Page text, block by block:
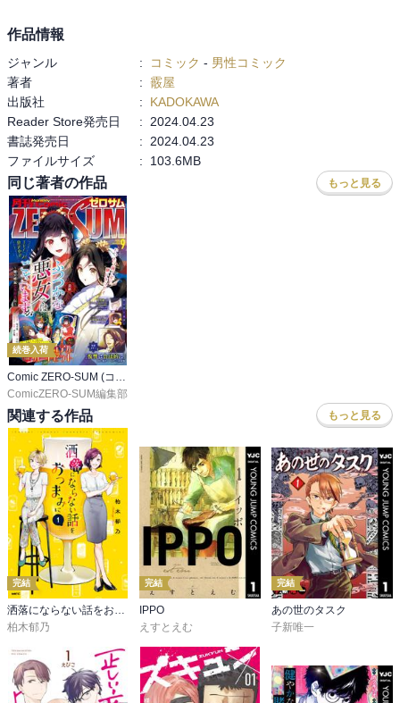
作品情報
ジャンル : コミック - 男性コミック
著者
: 霰屋
出版社
:
KADOKAWA
Reader Store発売日
:
2024.04.23
書誌発売日
:
2024.04.23
ファイルサイズ
: 103.6MB
同じ著者の作品 もっと見る
続巻入荷
Comic ZERO-SUM (コミック ゼロサム)
ComicZERO-SUM編集部
関連する作品 もっと見る
完結
柏木郁乃
完結
IPPO
えすとえむ
完結
あの世のタスク
子新唯一